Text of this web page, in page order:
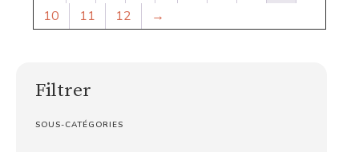
Filtrer
SOUS-CATÉGORIES
10
11 12 →